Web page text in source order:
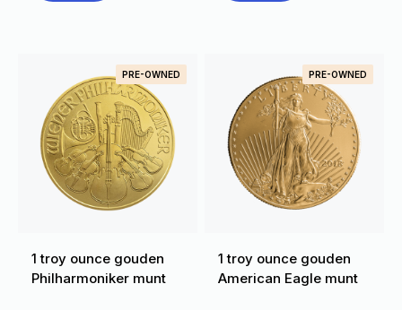
PRE-OWNED
1 troy ounce gouden
Philharmoniker munt
PRE-OWNED
1 troy ounce gouden
American Eagle munt